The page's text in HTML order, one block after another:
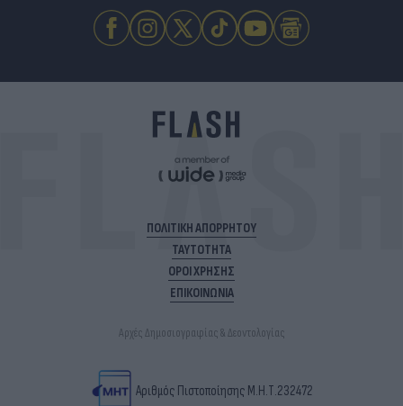
ΠΟΛΙΤΙΚΗ ΑΠΟΡΡΗΤΟΥ
ΤΑΥΤΟΤΗΤΑ
ΟΡΟΙ ΧΡΗΣΗΣ
ΕΠΙΚΟΙΝΩΝΙΑ
Αρχές Δημοσιογραφίας & Δεοντολογίας
Αριθμός Πιστοποίησης Μ.Η.Τ.232472